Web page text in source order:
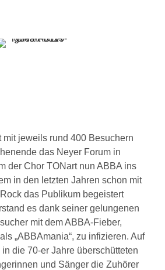
mit jeweils rund 400 Besuchern
das Neyer Forum in
der Chor TONart nun ABBA ins
in den letzten Jahren schon mit
das Publikum begeistert
es dank seiner gelungenen
mit dem ABBA-Fieber,
„ABBAmania“, zu infizieren. Auf
die 70-er Jahre überschütteten
und Sänger die Zuhörer